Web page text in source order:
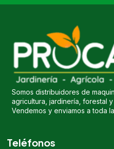
Somos distribuidores de
agricultura, jardinería, forestal
Vendemos y enviamos a toda
Teléfonos